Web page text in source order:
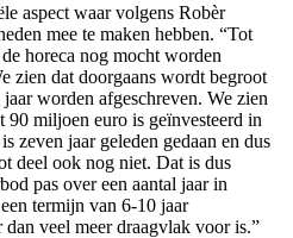
aspect waar volgens Robèr
mee te maken hebben. “Tot
horeca nog mocht worden
zien dat doorgaans wordt begroot
worden afgeschreven. We zien
90 miljoen euro is geïnvesteerd in
zeven jaar geleden gedaan en dus
deel ook nog niet. Dat is dus
pas over een aantal jaar in
termijn van 6-10 jaar
veel meer draagvlak voor is.”